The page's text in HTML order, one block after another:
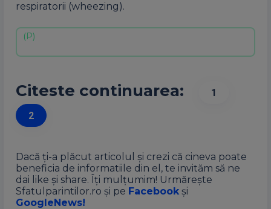
respiratorii (wheezing).
Citeste continuarea:
1
2
Dacă ți-a plăcut articolul și crezi că cineva poate
beneficia de informatiile din el, te invităm să ne
dai like și share. Îți mulțumim! Urmărește
Sfatulparintilor.ro și pe Facebook și
GoogleNews!